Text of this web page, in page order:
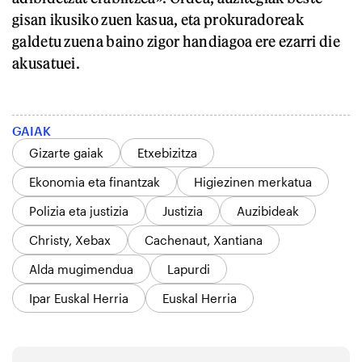
gisan ikusiko zuen kasua, eta prokuradoreak
galdetu zuena baino zigor handiagoa ere ezarri die
akusatuei.
GAIAK
Gizarte gaiak
Etxebizitza
Ekonomia eta finantzak
Higiezinen merkatua
Polizia eta justizia
Justizia
Auzibideak
Christy, Xebax
Cachenaut, Xantiana
Alda mugimendua
Lapurdi
Ipar Euskal Herria
Euskal Herria